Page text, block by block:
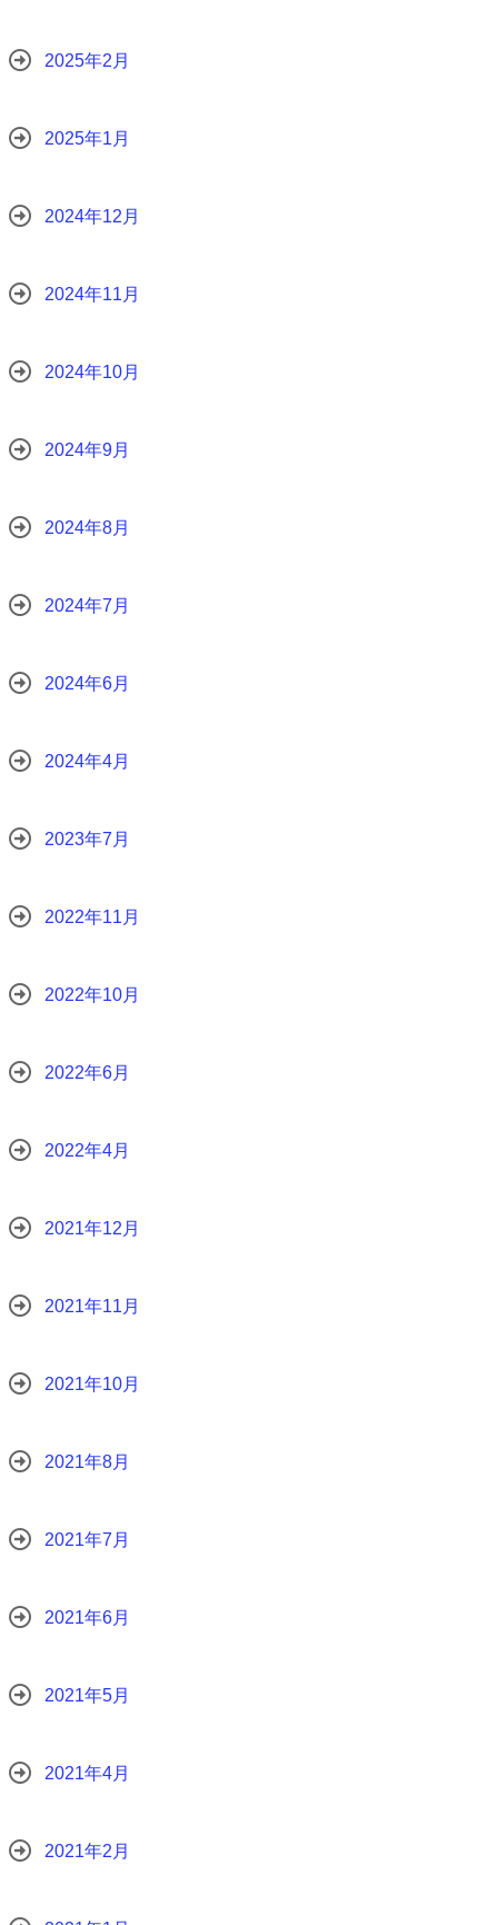
2025年2月
2025年1月
2024年12月
2024年11月
2024年10月
2024年9月
2024年8月
2024年7月
2024年6月
2024年4月
2023年7月
2022年11月
2022年10月
2022年6月
2022年4月
2021年12月
2021年11月
2021年10月
2021年8月
2021年7月
2021年6月
2021年5月
2021年4月
2021年2月